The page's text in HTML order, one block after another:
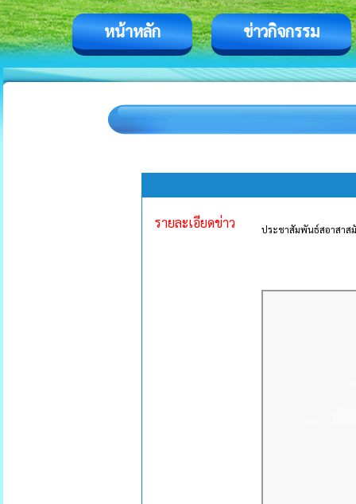
หน้าหลัก ข่าวกิจกรรม
รายละเอียดข่าว ประชาสัมพันธ์สอาสาส